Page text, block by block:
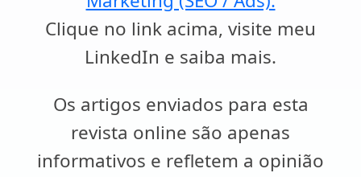
Clique no link acima, visite meu
LinkedIn e saiba mais.
Os artigos enviados para esta
revista online são apenas
informativos e refletem a opinião